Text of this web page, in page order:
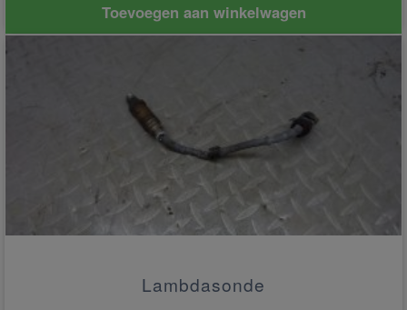
Toevoegen aan winkelwagen
Lambdasonde